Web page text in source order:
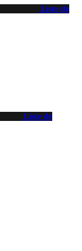
Liste de
Liste de